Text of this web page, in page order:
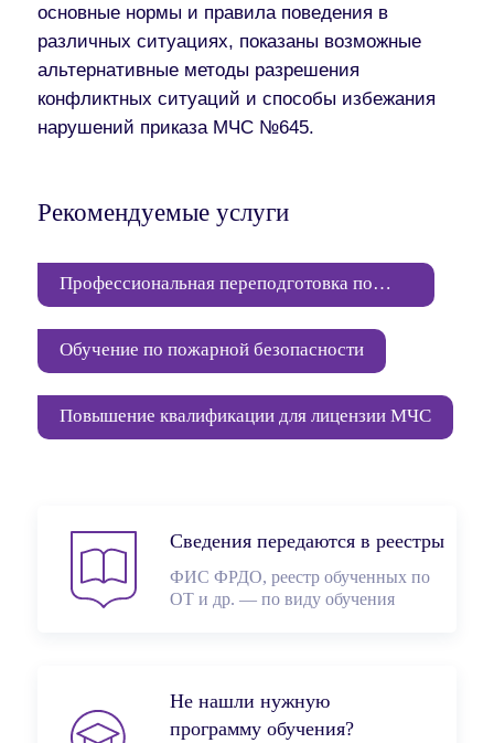
основные нормы и правила поведения в
различных ситуациях, показаны возможные
альтернативные методы разрешения
конфликтных ситуаций и способы избежания
нарушений приказа МЧС №645.
Рекомендуемые услуги
Профессиональная переподготовка по
пожарной безопасности
Обучение по пожарной безопасности
Повышение квалификации для лицензии МЧС
Сведения передаются в реестры
ФИС ФРДО, реестр обученных по
ОТ и др. — по виду обучения
Не нашли нужную
программу обучения?